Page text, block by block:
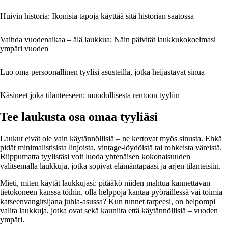
Huivin historia: Ikonisia tapoja käyttää sitä historian saatossa
Vaihda vuodenaikaa – älä laukkua: Näin päivität laukkukokoelmasi
ympäri vuoden
Luo oma persoonallinen tyylisi asusteilla, jotka heijastavat sinua
Käsineet joka tilanteeseen: muodollisesta rentoon tyyliin
Tee laukusta osa omaa tyyliäsi
Laukut eivät ole vain käytännöllisiä – ne kertovat myös sinusta. Ehkä
pidät minimalistisista linjoista, vintage-löydöistä tai rohkeista väreistä.
Riippumatta tyylistäsi voit luoda yhtenäisen kokonaisuuden
valitsemalla laukkuja, jotka sopivat elämäntapaasi ja arjen tilanteisiin.
Mieti, miten käytät laukkujasi: pitääkö niiden mahtua kannettavan
tietokoneen kanssa töihin, olla helppoja kantaa pyöräillessä vai toimia
katseenvangitsijana juhla-asussa? Kun tunnet tarpeesi, on helpompi
valita laukkuja, jotka ovat sekä kauniita että käytännöllisiä – vuoden
ympäri.